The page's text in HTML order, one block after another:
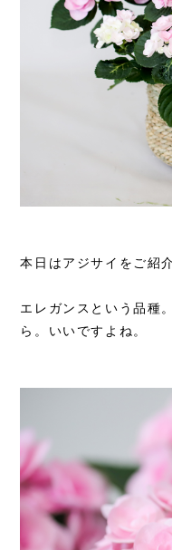
本日はアジサイをご紹介
エレガンスという品種
ら。いいですよね。